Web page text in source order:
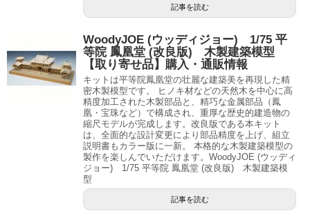
記事を読む
WoodyJOE (ウッディジョー) 1/75 平
等院 鳳凰堂 (改良版) 木製建築模型
【取り寄せ品】購入・通販情報
キットは平等院鳳凰堂の壮麗な建築美を再現した精
密木製模型です。 ヒノキ材などの天然木を中心に高
精度加工された木製部品と、精巧な金属部品（鳳
凰・宝珠など）で構成され、重厚な歴史的建造物の
縮尺モデルが完成します。改良版である本キット
は、全面的な設計変更により部品精度を上げ、組立
説明書もカラー版に一新。 本格的な木製建築模型の
製作を楽しんでいただけます。WoodyJOE (ウッディ
ジョー) 1/75 平等院 鳳凰堂 (改良版) 木製建築模
型
記事を読む